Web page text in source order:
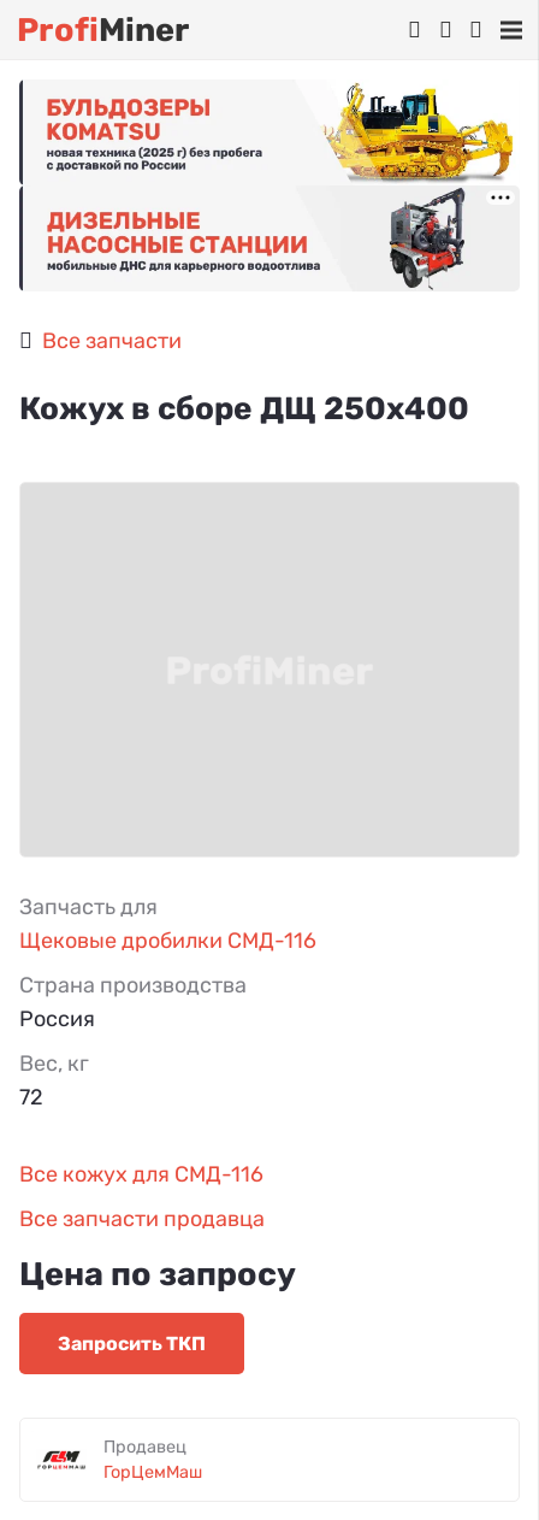
ProfiMiner
Все запчасти
Кожух в сборе ДЩ 250х400
Запчасть для
Щековые дробилки СМД-116
Страна производства
Россия
Вес, кг
72
Все кожух для СМД-116
Все запчасти продавца
Цена по запросу
Запросить ТКП
Продавец
ГорЦемМаш